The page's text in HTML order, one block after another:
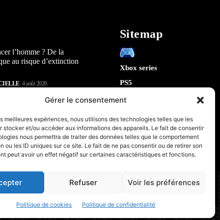
Gérer le consentement
meilleures expériences, nous utilisons des technologies telles que les
stocker et/ou accéder aux informations des appareils. Le fait de consentir
nous permettra de traiter des données telles que le comportement
ou les ID uniques sur ce site. Le fait de ne pas consentir ou de retirer son
peut avoir un effet négatif sur certaines caractéristiques et fonctions.
Refuser Voir les préférences
Politique de cookies Politique de confidentialité
l’homme ? De la
au risque d’extinction
4 août 2026
Play : 5 révélations sur la
qui arrive en 2026
la sécurité de Chrome : 5
sur le futur de votre
Sitemap
Xbox series
PS5
Switch
IA
Robotique
Espace
PC & Composants Gaming